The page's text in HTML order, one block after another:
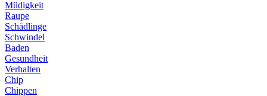
Müdigkeit
Raupe
Schädlinge
Schwindel
Baden
Gesundheit
Verhalten
Chip
Chippen